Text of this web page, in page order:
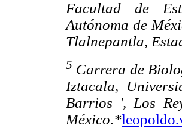
Facultad de
Autónoma de
Tlalnepantla,
5 Carrera de
Iztacala,
Barrios ', Los
México.*